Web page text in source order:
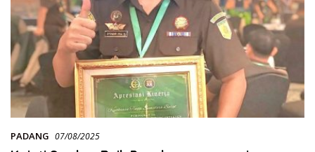
PADANG 07/08/2025